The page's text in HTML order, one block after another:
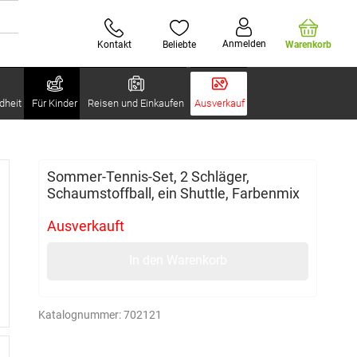
Kontakt Beliebte Anmelden Warenkorb
Für Kinder Reisen und Einkaufen Ausverkauf
Sommer-Tennis-Set, 2 Schläger,
Schaumstoffball, ein Shuttle, Farbenmix
Ausverkauft
Katalognummer:702121